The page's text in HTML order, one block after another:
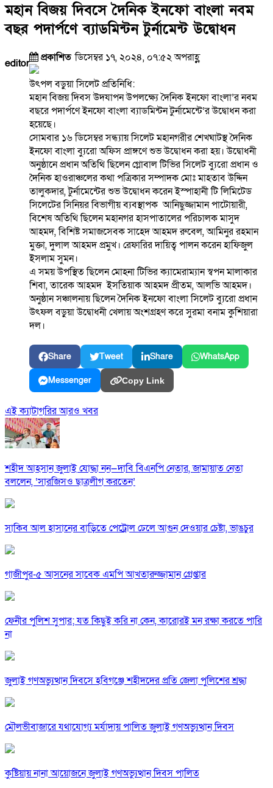
মহান বিজয় দিবসে দৈনিক ইনফো বাংলা নবম
বছর পদার্পণে ব্যাডমিন্টন টুর্নামেন্ট উদ্বোধন
editor প্রকাশিতডিসেম্বর ১৭, ২০২৪, ০৭:৫২ অপরাহ্ণ
উৎপল বড়ুয়া সিলেট প্রতিনিধি:
মহান বিজয় দিবস উদযাপন উপলক্ষ্যে দৈনিক ইনফো বাংলা’র নবম
বছরে পদার্পণে ইনফো বাংলা ব্যাডমিন্টন টুর্নামেন্টে’র উদ্বোধন করা
হয়েছে।
সোমবার ১৬ ডিসেম্বর সন্ধ্যায় সিলেট মহানগরীর শেখঘাটস্থ দৈনিক
ইনফো বাংলা ব্যুরো অফিস প্রাঙ্গণে শুভ উদ্বোধন করা হয়। উদ্বোধনী
অনুষ্ঠানে প্রধান অতিথি ছিলেন গ্লোবাল টিভির সিলেট ব্যুরো প্রধান ও
দৈনিক হাওরাঞ্চলের কথা পত্রিকার সম্পাদক মোঃ মাহতাব উদ্দিন
তালুকদার, টুর্নামেন্টের শুভ উদ্বোধন করেন ইস্পাহানী টি লিমিটেড
সিলেটের সিনিয়র বিভাগীয় ব্যবস্থাপক আনিছুজ্জামান পাটোয়ারী,
বিশেষ অতিথি ছিলেন মহানগর হাসপাতালের পরিচালক মাসুদ
আহমদ, বিশিষ্ট সমাজসেবক সাহেদ আহমদ রুবেল, আমিনুর রহমান
মুক্তা, দুলাল আহমদ প্রমুখ। রেফারির দায়িত্ব পালন করেন হাফিজুল
ইসলাম সুমন।
এ সময় উপস্থিত ছিলেন মোহনা টিভির ক্যামেরাম্যান স্বপন মালাকার
শিবা, তারেক আহমদ ইসতিয়াক আহমদ প্রীতম, আলভি আহমদ।
অনুষ্ঠান সঞ্চালনায় ছিলেন দৈনিক ইনফো বাংলা সিলেট ব্যুরো প্রধান
উৎফল বড়ুয়া উদ্বোধনী খেলায় অংশগ্রহণ করে সুরমা বনাম কুশিয়ারা
দল।
Share Tweet Share WhatsApp
Messenger Copy Link
এই ক্যাটাগরির আরও খবর
শহীদ আহসান জুলাই যোদ্ধা নন—দাবি বিএনপি নেতার, জামায়াত নেতা
বললেন, ‘সারজিসও ছাত্রলীগ করতেন’
সাকিব আল হাসানের বাড়িতে পেট্রোল ঢেলে আগুন দেওয়ার চেষ্টা, ভাঙচুর
গাজীপুর-৫ আসনের সাবেক এমপি আখতারুজ্জামান গ্রেপ্তার
ফেনীর পুলিশ সুপার; যত কিছুই করি না কেন, কারোরই মন রক্ষা করতে পারি
না
জুলাই গণঅভ্যুত্থান দিবসে হবিগঞ্জে শহীদদের প্রতি জেলা পুলিশের শ্রদ্ধা
মৌলভীবাজারে যথাযোগ্য মর্যাদায় পালিত জুলাই গণঅভ্যুত্থান দিবস
কুষ্টিয়ায় নানা আয়োজনে জুলাই গণঅভ্যুত্থান দিবস পালিত